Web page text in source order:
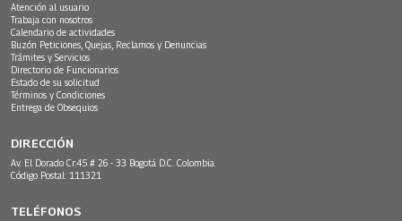
Atención al usuario
Trabaja con nosotros
Calendario de actividades
Buzón Peticiones, Quejas, Reclamos y Denuncias
Trámites y Servicios
Directorio de Funcionarios
Estado de su solicitud
Términos y Condiciones
Entrega de Obsequios
DIRECCIÓN
Av. El Dorado Cr.45 # 26 - 33 Bogotá D.C. Colombia.
Código Postal: 111321
TELÉFONOS